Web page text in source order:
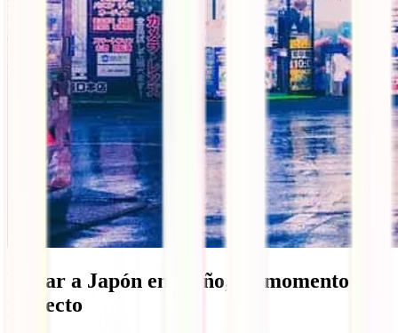
Viajar a Japón en otoño, un momento
perfecto